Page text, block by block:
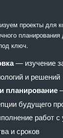
проекты для
планирования
ключ.
— изучение
и решений
планирование
будущего
работ с
и сроков